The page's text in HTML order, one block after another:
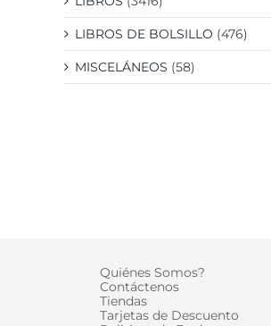
LIBROS DE BOLSILLO (476)
MISCELÁNEOS (58)
Quiénes Somos?
Contáctenos
Tiendas
Tarjetas de Descuento